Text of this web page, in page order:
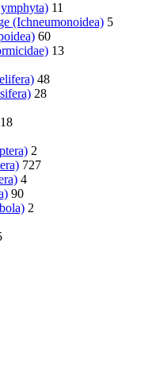
11
(Ichneumonoidea) 5
60
13
48
28
18
2
727
4
90
2